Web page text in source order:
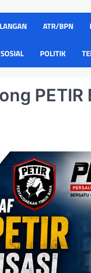
ATR/BPN
SOSIAL POLITIK